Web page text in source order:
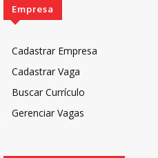
Empresa
Cadastrar Empresa
Cadastrar Vaga
Buscar Currículo
Gerenciar Vagas